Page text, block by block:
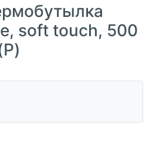
soft touch, 500